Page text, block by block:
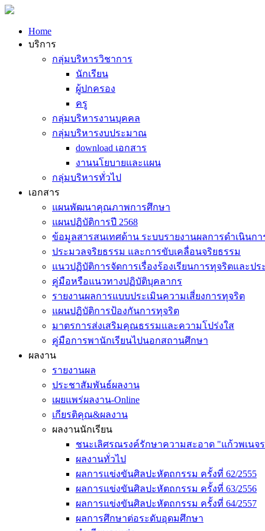
Home
บริการ
กลุ่มบริหารวิชาการ
นักเรียน
ผู้ปกครอง
ครู
กลุ่มบริหารงานบุคคล
กลุ่มบริหารงบประมาณ
download เอกสาร
งานนโยบายและแผน
กลุ่มบริหารทั่วไป
เอกสาร
แผนพัฒนาคุณภาพการศึกษา
แผนปฏิบัติการปี 2568
ข้อมูลสารสนเทศด้าน ระบบรายงานผลการดำเนินก
ประมวลจริยธรรม และการขับเคลื่อนจริยธรรม
แนวปฏิบัติการจัดการเรื่องร้องเรียนการทุจริตและป
คู่มือหรือแนวทางปฏิบัติบุคลากร
รายงานผลการแบบประเมินความเสี่ยงการทุจริต
แผนปฏิบัติการป้องกันการทุจริต
มาตรการส่งเสริมคุณธรรมและความโปร่งใส
คู่มือการพานักเรียนไปนอกสถานศึกษา
ผลงาน
รายงานผล
ประชาสัมพันธ์ผลงาน
เผยแพร่ผลงาน-Online
เกียรติคุณ&ผลงาน
ผลงานนักเรียน
ชนะเลิศรณรงค์รักษาความสะอาด "แก้วพเนจ
ผลงานทั่วไป
ผลการแข่งขันศิลปะหัตถกรรม ครั้งที่ 62/2555
ผลการแข่งขันศิลปะหัตถกรรม ครั้งที่ 63/2556
ผลการแข่งขันศิลปะหัตถกรรม ครั้งที่ 64/2557
ผลการศึกษาต่อระดับอุดมศึกษา